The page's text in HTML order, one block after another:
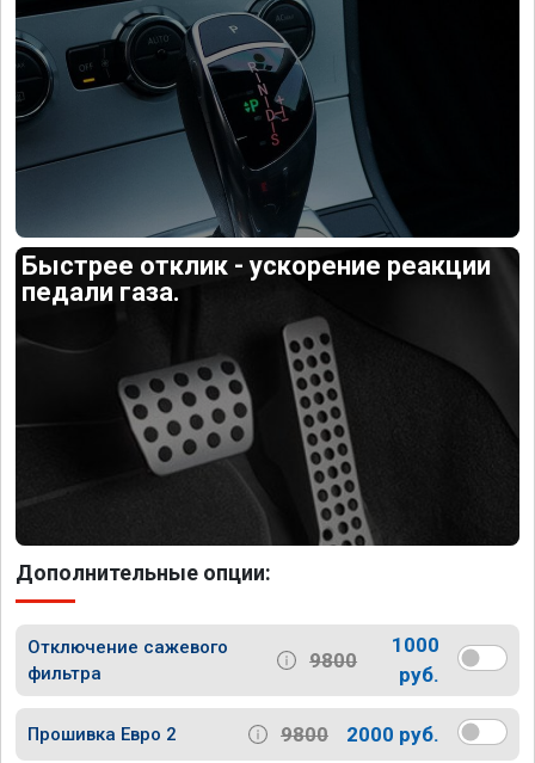
Быстрее отклик - ускорение реакции
педали газа.
Дополнительные опции:
Отключение сажевого
фильтра
9800
1000
руб.
Прошивка Евро 2 9800 2000 руб.